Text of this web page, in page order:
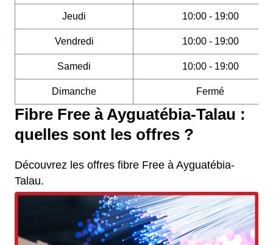
Jeudi 10:00 - 19:00
Vendredi 10:00 - 19:00
Samedi 10:00 - 19:00
Dimanche Fermé
Fibre Free à Ayguatébia-Talau :
quelles sont les offres ?
Découvrez les offres fibre Free à Ayguatébia-
Talau.